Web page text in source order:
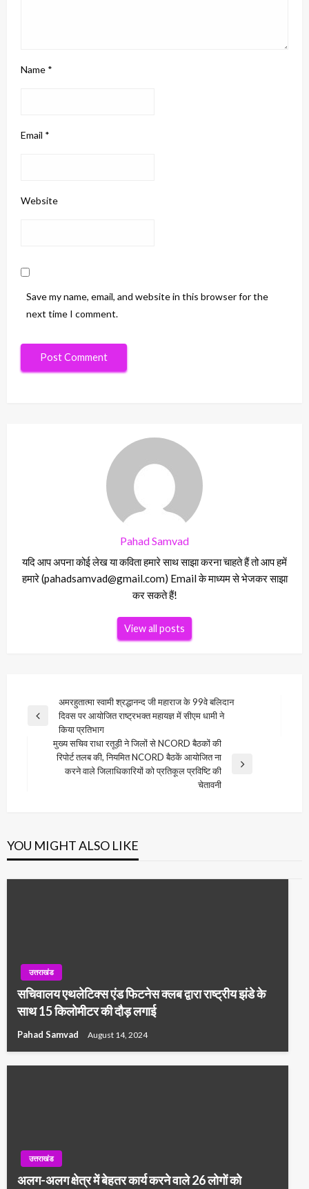
Name *
Email *
Website
Save my name, email, and website in this browser for the
next time I comment.
Pahad Samvad
यदि आप अपना कोई लेख या कविता हमारे साथ साझा करना चाहते हैं तो आप हमें
हमारे (pahadsamvad@gmail.com) Email के माध्यम से भेजकर साझा
कर सकते हैं!
View all posts
navigation
Previous
अमरहुतात्मा स्वामी श्रद्धानन्द जी महाराज के 99वे बलिदान
दिवस पर आयोजित राष्ट्रभक्त महायज्ञ में सीएम धामी ने
किया प्रतिभाग
मुख्य सचिव राधा रतूड़ी ने जिलों से NCORD बैठकों की
रिपोर्ट तलब की, नियमित NCORD बैठकें आयोजित ना
करने वाले जिलाधिकारियों को प्रतिकूल प्रविष्टि की
चेतावनी
YOU MIGHT ALSO LIKE
उत्तराखंड
सचिवालय एथलेटिक्स एंड फिटनेस क्लब द्वारा राष्ट्रीय झंडे के
साथ 15 किलोमीटर की दौड़ लगाई
Pahad Samvad August 14, 2024
उत्तराखंड
अलग-अलग क्षेत्र में बेहतर कार्य करने वाले 26 लोगों को